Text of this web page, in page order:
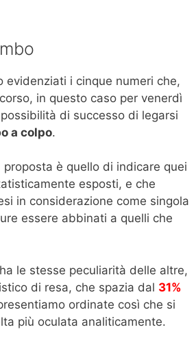
evidenziati i cinque numeri che,
in questo caso per venerdì
di successo di legarsi
a colpo.
è quello di indicare quei
esposti, e che
in considerazione come singola
essere abbinati a quelli che
le stesse peculiarità delle altre,
di resa, che spazia dal 31%
ordinate così che si
più oculata analiticamente.